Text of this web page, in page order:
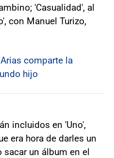
'Casualidad', al
con Manuel Turizo,
comparte la
hijo
incluidos en 'Uno',
era hora de darles un
sacar un álbum en el